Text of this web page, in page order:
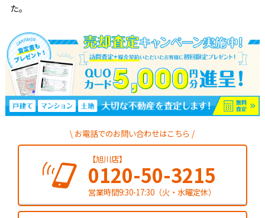
た。
お電話でのお問い合わせはこちら
【旭川店】
0120-50-3215
営業時間9:30-17:30（火・水曜定休）